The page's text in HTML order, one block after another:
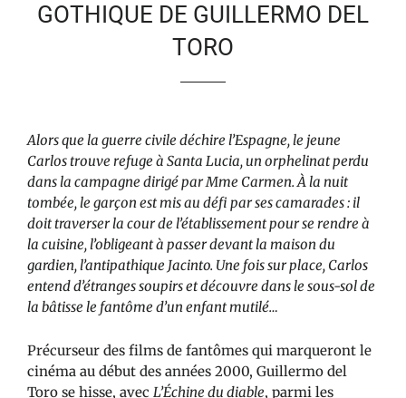
GOTHIQUE DE GUILLERMO DEL
TORO
Alors que la guerre civile déchire l’Espagne, le jeune
Carlos trouve refuge à Santa Lucia, un orphelinat perdu
dans la campagne dirigé par Mme Carmen. À la nuit
tombée, le garçon est mis au défi par ses camarades : il
doit traverser la cour de l’établissement pour se rendre à
la cuisine, l’obligeant à passer devant la maison du
gardien, l’antipathique Jacinto. Une fois sur place, Carlos
entend d’étranges soupirs et découvre dans le sous-sol de
la bâtisse le fantôme d’un enfant mutilé…
Précurseur des films de fantômes qui marqueront le
cinéma au début des années 2000, Guillermo del
Toro se hisse, avec L’Échine du diable, parmi les